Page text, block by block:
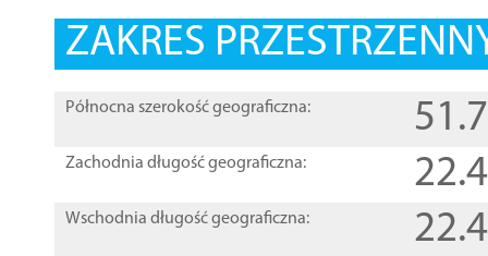
ZAKRES
Północna szerokość geograficzna:
Zachodnia długość geograficzna:
Wschodnia długość geograficzna: